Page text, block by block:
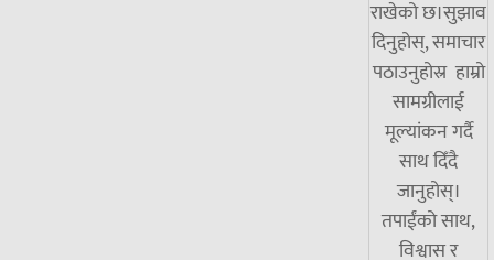
राखेको छ।सुझाव
दिनुहोस्, समाचार
पठाउनुहोस्र हाम्रो
सामग्रीलाई
मूल्यांकन गर्दै
साथ दिँदै
जानुहोस्।
तपाईंको साथ,
विश्वास र